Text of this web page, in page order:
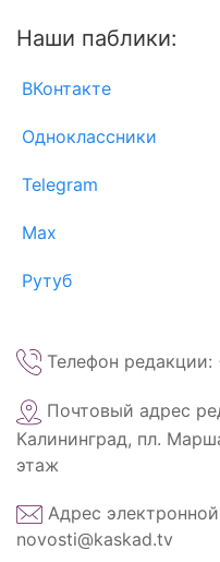
Наши паблики:
ВКонтакте
Одноклассники
Telegram
Max
Рутуб
Телефон
Почтовый адрес
Калининград, пл.
этаж
Адрес
novosti@kaskad.tv